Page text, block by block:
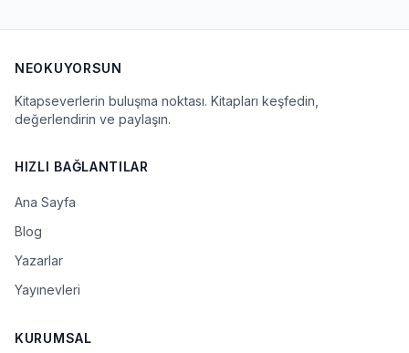
NEOKUYORSUN
Kitapseverlerin buluşma noktası. Kitapları keşfedin,
değerlendirin ve paylaşın.
HIZLI BAĞLANTILAR
Ana Sayfa
Blog
Yazarlar
Yayınevleri
KURUMSAL